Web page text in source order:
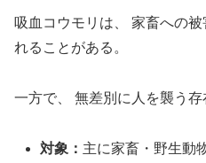
吸血コウモリは、 家畜への
れることがある。
一方で、 無差別に人を襲う存
対象： 主に家畜・野生動